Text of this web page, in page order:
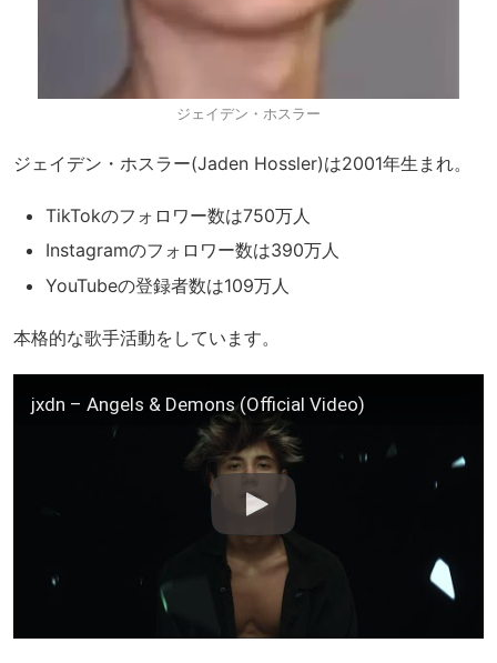
ジェイデン・ホスラー
ジェイデン・ホスラー(Jaden Hossler)は2001年生まれ。
TikTokのフォロワー数は750万人
Instagramのフォロワー数は390万人
YouTubeの登録者数は109万人
本格的な歌手活動をしています。
jxdn – Angels & Demons (Official Video)